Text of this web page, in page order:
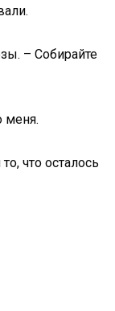
– Собирайте
меня.
что осталось